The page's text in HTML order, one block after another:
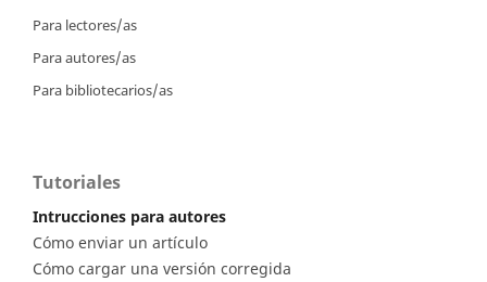
Para lectores/as
Para autores/as
Para bibliotecarios/as
Tutoriales
Intrucciones para autores
Cómo enviar un artículo
Cómo cargar una versión corregida